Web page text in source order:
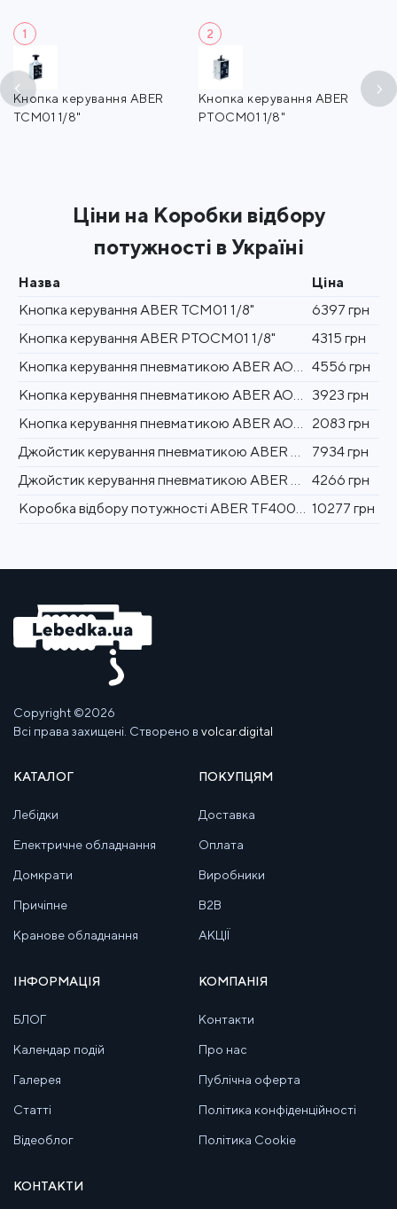
1
Кнопка керування ABER
TCM01 1/8"
2
Кнопка керування ABER
PTOCM01 1/8"
Ціни на Коробки відбору
потужності в Україні
Назва
Ціна
Кнопка керування ABER TCM01 1/8"
6397 грн
Кнопка керування ABER PTOCM01 1/8"
4315 грн
Кнопка керування пневматикою ABER AOHCACC3 1/8" 4556 грн
Кнопка керування пневматикою ABER AOHCACC2 1/8"
3923 грн
Кнопка керування пневматикою ABER AOHCACC1 1/8"
2083 грн
Джойстик керування пневматикою ABER DCM01
7934 грн
Джойстик керування пневматикою ABER ABCD73
4266 грн
Коробка відбору потужності ABER TF4002SPZ 10277 грн
Copyright ©2026
Всі права захищені. Створено в volcar.digital
КАТАЛОГ
Лебідки
Електричне обладнання
Домкрати
Причіпне
Кранове обладнання
ПОКУПЦЯМ
Доставка
Оплата
Виробники
B2B
АКЦІЇ
ІНФОРМАЦІЯ
БЛОГ
Календар подій
Галерея
Статті
Відеоблог
КОМПАНІЯ
Контакти
Про нас
Публічна оферта
Політика конфіденційності
Політика Cookie
КОНТАКТИ